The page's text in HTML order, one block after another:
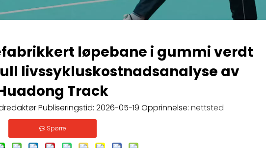
løpebane i gummi verdt
livssykluskostnadsanalyse av
Track
Publiseringstid: 2026-05-19 Opprinnelse: nettsted
Spørre